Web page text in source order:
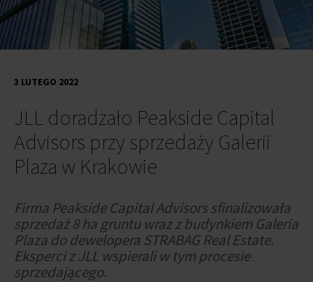
JLL doradzało Peakside Capital
Advisors przy sprzedaży Galerii
Plaza w Krakowie
3 LUTEGO 2022
Firma Peakside Capital Advisors sfinalizowała
sprzedaż 8 ha gruntu wraz z budynkiem Galeria
Plaza do dewelopera STRABAG Real Estate.
Eksperci z JLL wspierali w tym procesie
sprzedającego.